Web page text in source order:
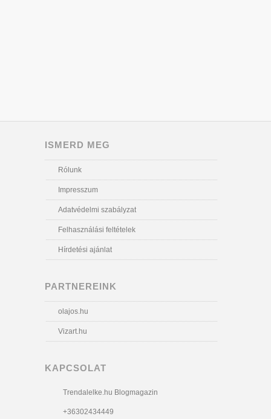
ISMERD MEG
Rólunk
Impresszum
Adatvédelmi szabályzat
Felhasználási feltételek
Hírdetési ajánlat
PARTNEREINK
olajos.hu
Vizart.hu
KAPCSOLAT
Trendalelke.hu Blogmagazin
+36302434449